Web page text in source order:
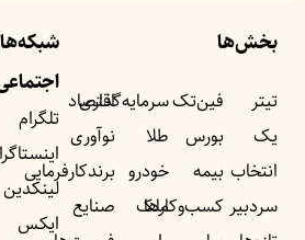
بخش‌ها
تیتر
یک
انتخاب
سردبیر
فین‌تک
بورس
بیمه
کسب‌وکار‌ها
سرمایه‌گذاری
طلا
خودرو
ملک
اقتصاد
نوآوری
برندکارفرمایی
صنایع
تلگرام
لینکدین
ایکس